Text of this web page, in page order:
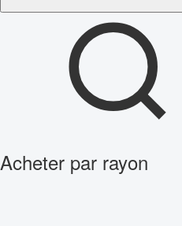
Acheter par rayon